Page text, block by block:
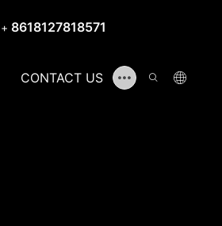
+8618127818571
CONTACT US